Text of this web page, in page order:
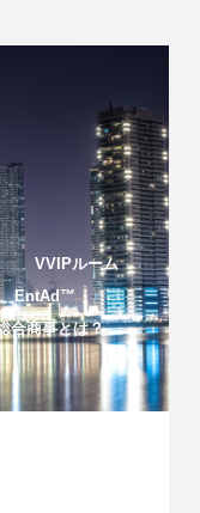
VVIPルーム
EntAd™️
合商事とは？